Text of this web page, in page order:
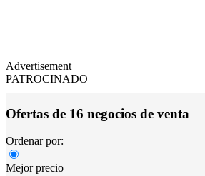
Advertisement
PATROCINADO
Ofertas de 16 negocios de venta
Ordenar por:
Mejor precio